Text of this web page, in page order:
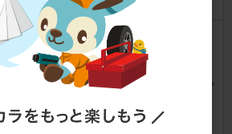
オイル・フィルター交換
R1 [RJ]
seamartinさん